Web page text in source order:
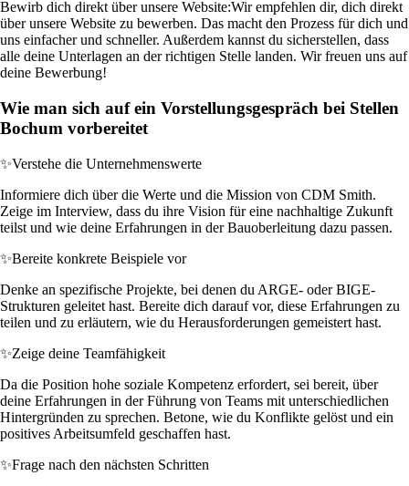
Bewirb dich direkt über unsere Website:Wir empfehlen dir, dich direkt
über unsere Website zu bewerben. Das macht den Prozess für dich und
uns einfacher und schneller. Außerdem kannst du sicherstellen, dass
alle deine Unterlagen an der richtigen Stelle landen. Wir freuen uns auf
deine Bewerbung!
Wie man sich auf ein Vorstellungsgespräch bei Stellen
Bochum vorbereitet
✨Verstehe die Unternehmenswerte
Informiere dich über die Werte und die Mission von CDM Smith.
Zeige im Interview, dass du ihre Vision für eine nachhaltige Zukunft
teilst und wie deine Erfahrungen in der Bauoberleitung dazu passen.
✨Bereite konkrete Beispiele vor
Denke an spezifische Projekte, bei denen du ARGE- oder BIGE-
Strukturen geleitet hast. Bereite dich darauf vor, diese Erfahrungen zu
teilen und zu erläutern, wie du Herausforderungen gemeistert hast.
✨Zeige deine Teamfähigkeit
Da die Position hohe soziale Kompetenz erfordert, sei bereit, über
deine Erfahrungen in der Führung von Teams mit unterschiedlichen
Hintergründen zu sprechen. Betone, wie du Konflikte gelöst und ein
positives Arbeitsumfeld geschaffen hast.
✨Frage nach den nächsten Schritten